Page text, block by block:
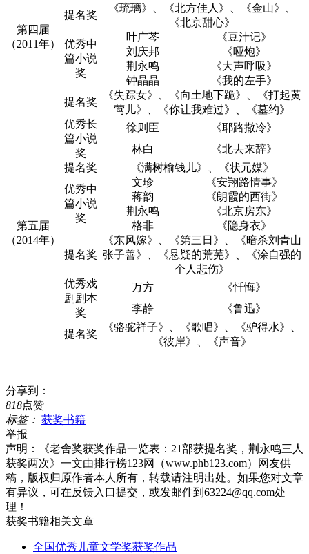
第四届
（2011年）
提名奖
《琉璃》、《北方佳人》、《金山》、
《北京甜心》
优秀中
篇小说
奖
叶广芩
《豆汁记》
刘庆邦
《哑炮》
荆永鸣
《大声呼吸》
钟晶晶
《我的左手》
提名奖
《失踪女》、《向土地下跪》、《打起黄
莺儿》、《你让我难过》、《墓约》
第五届
（2014年）
优秀长
篇小说
奖
徐则臣
《耶路撒冷》
林白
《北去来辞》
提名奖
《满树榆钱儿》、《状元媒》
优秀中
篇小说
奖
文珍
《安翔路情事》
蒋韵
《朗霞的西街》
荆永鸣
《北京房东》
格非
《隐身衣》
提名奖
《东风嫁》、《第三日》、《暗杀刘青山
张子善》、《悬疑的荒芜》、《涂自强的
个人悲伤》
优秀戏
剧剧本
奖
万方
《忏悔》
李静
《鲁迅》
提名奖
《骆驼祥子》、《歌唱》、《驴得水》、
《彼岸》、《声音》
分享到：
818点赞
标签： 获奖书籍
举报
声明：
《老舍奖获奖作品一览表：21部获提名奖，荆永鸣三人
获奖两次》一文由排行榜123网（www.phb123.com）网友供
稿，版权归原作者本人所有，转载请注明出处。如果您对文章
有异议，可在反馈入口提交，或发邮件到63224@qq.com处
理！
获奖书籍相关文章
全国优秀儿童文学奖获奖作品